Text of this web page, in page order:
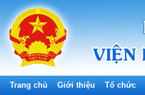
Trang chủ Giới thiệu Tổ chức